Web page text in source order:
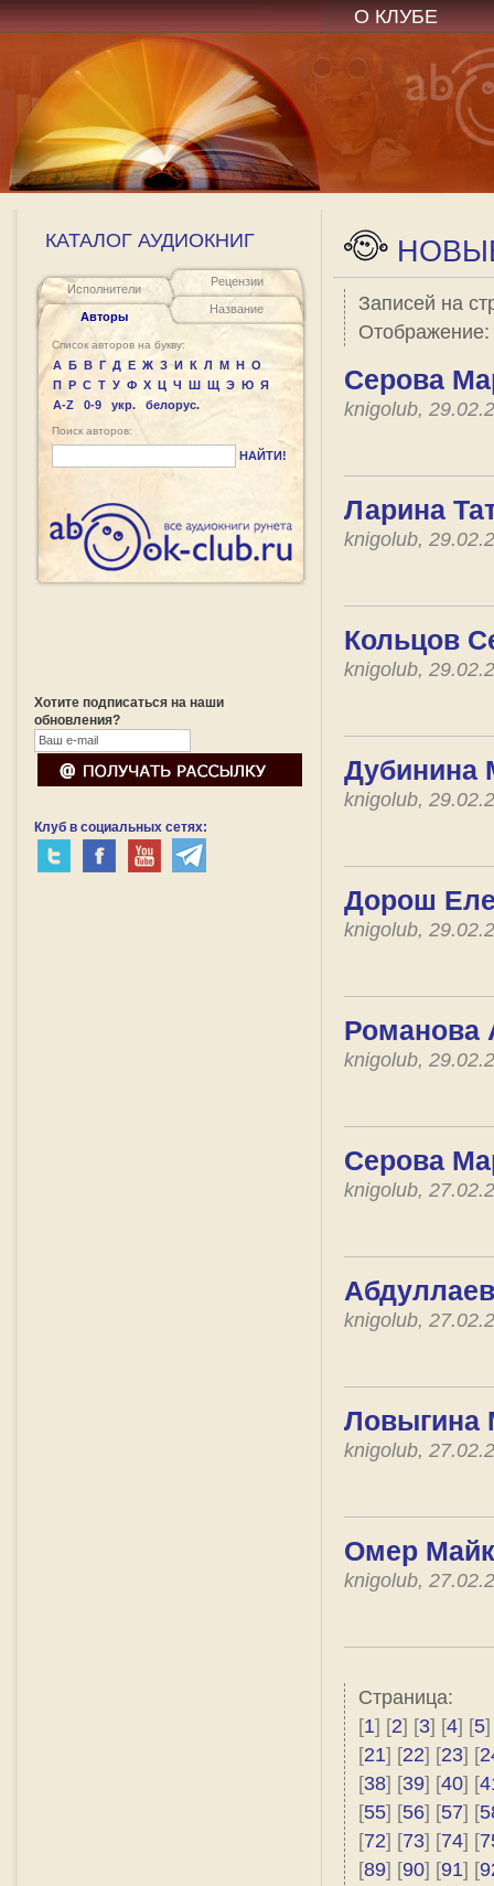
О КЛУБЕ
КАТАЛОГ АУДИОКНИГ
Исполнители
Авторы
Рецензии
Название
Список авторов на букву:
А Б В Г Д Е Ж З И К Л М Н О
П Р С Т У Ф Х Ц Ч Ш Щ Э Ю Я
A-Z
0-9 укр. белорус.
Поиск авторов:
НАЙТИ!
Хотите подписаться на наши
обновления?
Клуб в социальных сетях:
Записей на
Отображение:
Серова
knigolub,
Ларина
knigolub,
Кольцов
knigolub,
Дубинина
knigolub,
Дорош
knigolub,
Романова
knigolub,
Серова
knigolub,
knigolub,
Ловыгина
knigolub,
Омер
knigolub,
Страница:
[1] [2] [3] [4] [5]
[21] [22] [23] [
[38] [39] [40] [
[55] [56] [57] [
[72] [73] [74] [
[89] [90] [91] [